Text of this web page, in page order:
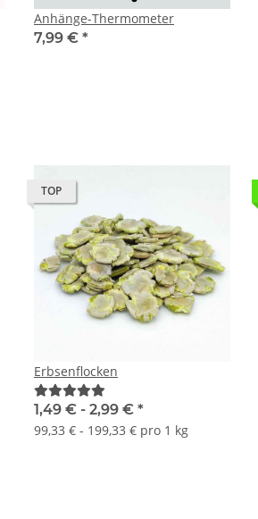
Anhänge-Thermometer
7,99 € *
TOP
Erbsenflocken
1,49 € - 2,99 € *
99,33 € - 199,33 € pro 1 kg